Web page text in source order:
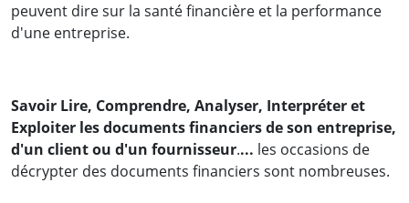
peuvent dire sur la santé financière et la performance
d'une entreprise.
Savoir Lire, Comprendre, Analyser, Interpréter et
Exploiter les documents financiers de son entreprise,
d'un client ou d'un fournisseur.... les occasions de
décrypter des documents financiers sont nombreuses.